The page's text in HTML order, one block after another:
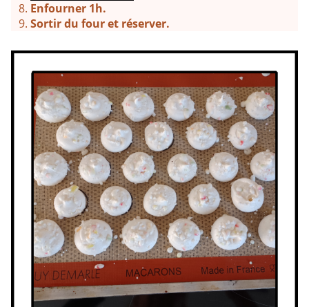
Enfourner 1h.
Sortir du four et réserver.